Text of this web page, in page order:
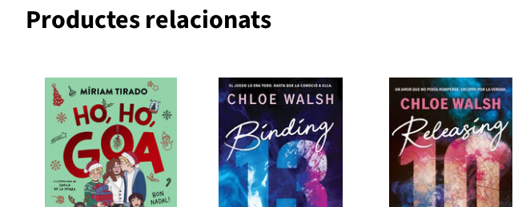
Productes relacionats